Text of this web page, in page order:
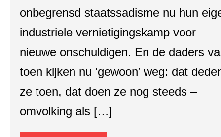
onbegrensd staatssadisme nu hun
industriele vernietigingskamp voor
nieuwe onschuldigen. En de daders
toen kijken nu ‘gewoon’ weg: dat
ze toen, dat doen ze nog steeds –
omvolking als […]